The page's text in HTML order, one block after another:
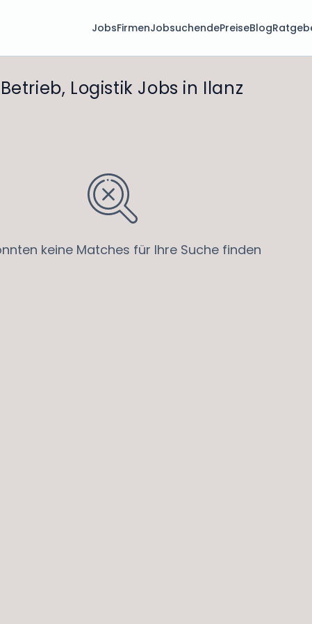
JobsFirmenJobsuchendePreiseBlog
Logistik Jobs in Ilanz
keine Matches für Ihre Suche finden